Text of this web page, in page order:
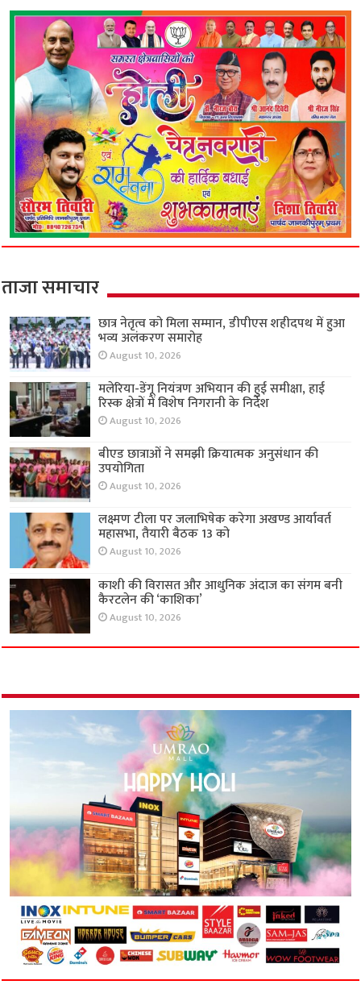
ताजा समाचार
छात्र नेतृत्व को मिला सम्मान, डीपीएस शहीदपथ में हुआ
भव्य अलंकरण समारोह
August 10, 2026
मलेरिया-डेंगू नियंत्रण अभियान की हुई समीक्षा, हाई
रिस्क क्षेत्रों में विशेष निगरानी के निर्देश
August 10, 2026
बीएड छात्राओं ने समझी क्रियात्मक अनुसंधान की
उपयोगिता
August 10, 2026
लक्ष्मण टीला पर जलाभिषेक करेगा अखण्ड आर्यावर्त
महासभा, तैयारी बैठक 13 को
August 10, 2026
काशी की विरासत और आधुनिक अंदाज का संगम बनी
कैरटलेन की ‘काशिका’
August 10, 2026